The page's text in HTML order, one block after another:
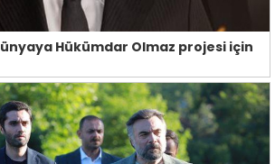
Hükümdar Olmaz projesi için